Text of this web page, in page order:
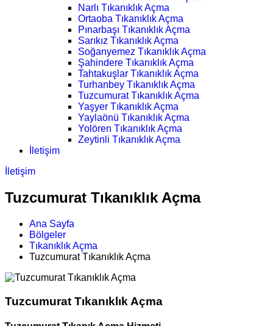
Narlı Tıkanıklık Açma
Ortaoba Tıkanıklık Açma
Pınarbaşı Tıkanıklık Açma
Sarıkız Tıkanıklık Açma
Soğanyemez Tıkanıklık Açma
Şahindere Tıkanıklık Açma
Tahtakuşlar Tıkanıklık Açma
Turhanbey Tıkanıklık Açma
Tuzcumurat Tıkanıklık Açma
Yaşyer Tıkanıklık Açma
Yaylaönü Tıkanıklık Açma
Yolören Tıkanıklık Açma
Zeytinli Tıkanıklık Açma
İletişim
İletişim
Tuzcumurat Tıkanıklık Açma
Ana Sayfa
Bölgeler
Tıkanıklık Açma
Tuzcumurat Tıkanıklık Açma
Tuzcumurat Tıkanıklık Açma